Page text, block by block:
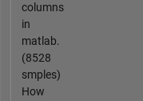
columns
in
matlab.
(8528
smples)
How